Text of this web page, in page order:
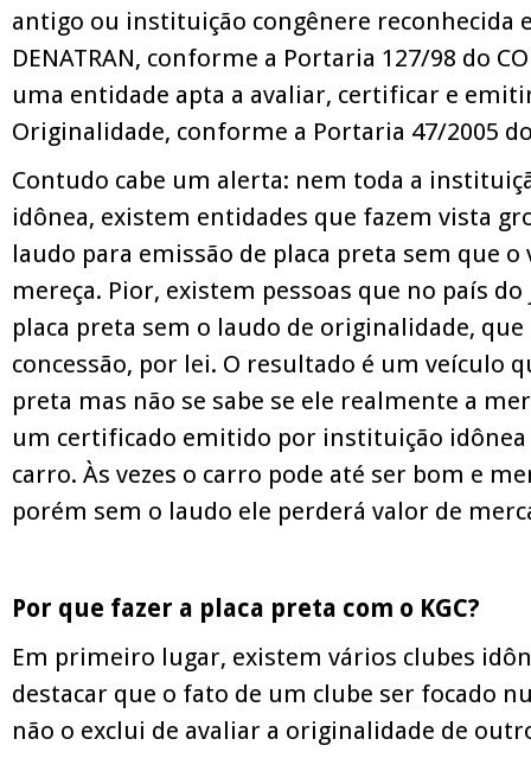
antigo ou instituição congênere reconhecida
DENATRAN, conforme a Portaria 127/98 do
uma entidade apta a avaliar, certificar e
Originalidade, conforme a Portaria 47/2005 do
Contudo cabe um alerta: nem toda a
idônea, existem entidades que fazem vista
laudo para emissão de placa preta sem que
mereça. Pior, existem pessoas que no país
placa preta sem o laudo de originalidade,
concessão, por lei. O resultado é um veículo
preta mas não se sabe se ele realmente a
um certificado emitido por instituição idônea
carro. Às vezes o carro pode até ser bom e
porém sem o laudo ele perderá valor de
Por que fazer a placa preta com o KGC?
Em primeiro lugar, existem vários clubes
destacar que o fato de um clube ser focado
não o exclui de avaliar a originalidade de